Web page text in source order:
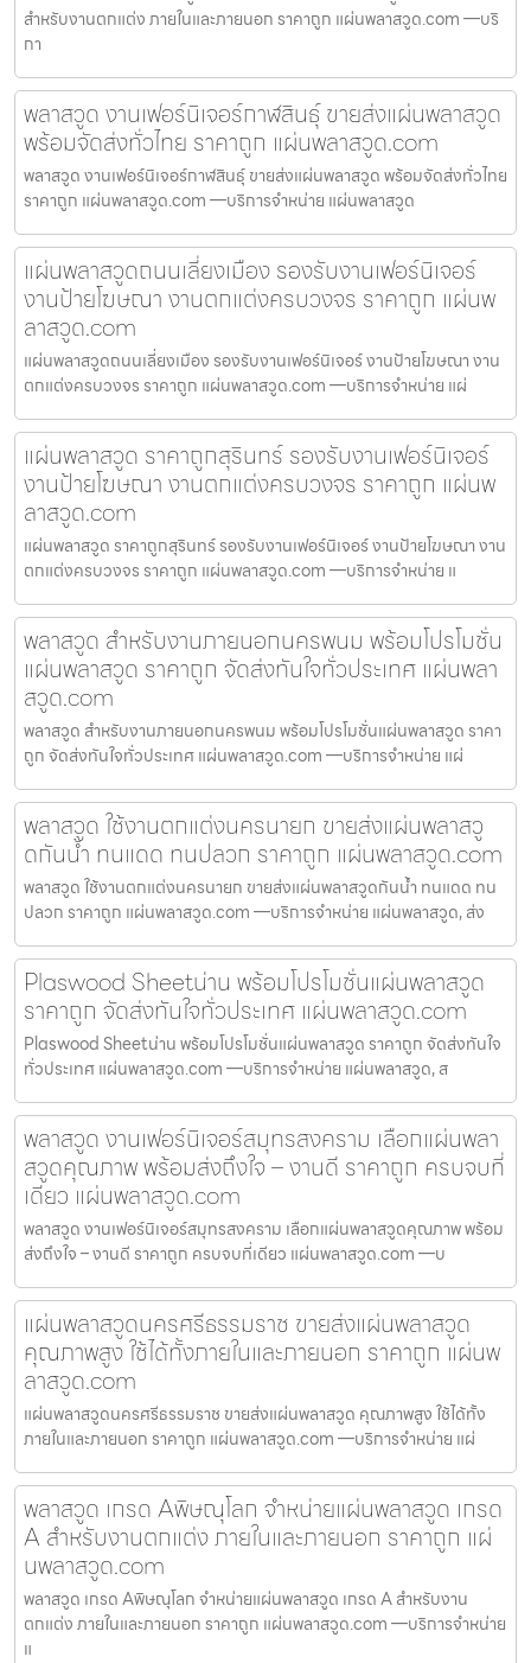
สำหรับงานตกแต่ง ภายในและภายนอก ราคาถูก แผ่นพลาสวูด.com —บริ
กา
พลาสวูด งานเฟอร์นิเจอร์กาฬสินธุ์ ขายส่งแผ่นพลาสวูด
พร้อมจัดส่งทั่วไทย ราคาถูก แผ่นพลาสวูด.com
พลาสวูด งานเฟอร์นิเจอร์กาฬสินธุ์ ขายส่งแผ่นพลาสวูด พร้อมจัดส่งทั่วไทย
ราคาถูก แผ่นพลาสวูด.com —บริการจำหน่าย แผ่นพลาสวูด
แผ่นพลาสวูดถนนเลี่ยงเมือง รองรับงานเฟอร์นิเจอร์
งานป้ายโฆษณา งานตกแต่งครบวงจร ราคาถูก แผ่นพ
ลาสวูด.com
แผ่นพลาสวูดถนนเลี่ยงเมือง รองรับงานเฟอร์นิเจอร์ งานป้ายโฆษณา งาน
ตกแต่งครบวงจร ราคาถูก แผ่นพลาสวูด.com —บริการจำหน่าย แผ่
แผ่นพลาสวูด ราคาถูกสุรินทร์ รองรับงานเฟอร์นิเจอร์
งานป้ายโฆษณา งานตกแต่งครบวงจร ราคาถูก แผ่นพ
ลาสวูด.com
แผ่นพลาสวูด ราคาถูกสุรินทร์ รองรับงานเฟอร์นิเจอร์ งานป้ายโฆษณา งาน
ตกแต่งครบวงจร ราคาถูก แผ่นพลาสวูด.com —บริการจำหน่าย แ
พลาสวูด สำหรับงานภายนอกนครพนม พร้อมโปรโมชั่น
แผ่นพลาสวูด ราคาถูก จัดส่งทันใจทั่วประเทศ แผ่นพลา
สวูด.com
พลาสวูด สำหรับงานภายนอกนครพนม พร้อมโปรโมชั่นแผ่นพลาสวูด ราคา
ถูก จัดส่งทันใจทั่วประเทศ แผ่นพลาสวูด.com —บริการจำหน่าย แผ่
พลาสวูด ใช้งานตกแต่งนครนายก ขายส่งแผ่นพลาสวู
ดกันน้ำ ทนแดด ทนปลวก ราคาถูก แผ่นพลาสวูด.com
พลาสวูด ใช้งานตกแต่งนครนายก ขายส่งแผ่นพลาสวูดกันน้ำ ทนแดด ทน
ปลวก ราคาถูก แผ่นพลาสวูด.com —บริการจำหน่าย แผ่นพลาสวูด, ส่ง
Plaswood Sheetน่าน พร้อมโปรโมชั่นแผ่นพลาสวูด
ราคาถูก จัดส่งทันใจทั่วประเทศ แผ่นพลาสวูด.com
Plaswood Sheetน่าน พร้อมโปรโมชั่นแผ่นพลาสวูด ราคาถูก จัดส่งทันใจ
ทั่วประเทศ แผ่นพลาสวูด.com —บริการจำหน่าย แผ่นพลาสวูด, ส
พลาสวูด งานเฟอร์นิเจอร์สมุทรสงคราม เลือกแผ่นพลา
สวูดคุณภาพ พร้อมส่งถึงใจ – งานดี ราคาถูก ครบจบที่
เดียว แผ่นพลาสวูด.com
พลาสวูด งานเฟอร์นิเจอร์สมุทรสงคราม เลือกแผ่นพลาสวูดคุณภาพ พร้อม
ส่งถึงใจ – งานดี ราคาถูก ครบจบที่เดียว แผ่นพลาสวูด.com —บ
แผ่นพลาสวูดนครศรีธรรมราช ขายส่งแผ่นพลาสวูด
คุณภาพสูง ใช้ได้ทั้งภายในและภายนอก ราคาถูก แผ่นพ
ลาสวูด.com
แผ่นพลาสวูดนครศรีธรรมราช ขายส่งแผ่นพลาสวูด คุณภาพสูง ใช้ได้ทั้ง
ภายในและภายนอก ราคาถูก แผ่นพลาสวูด.com —บริการจำหน่าย แผ่
พลาสวูด เกรด Aพิษณุโลก จำหน่ายแผ่นพลาสวูด เกรด
A สำหรับงานตกแต่ง ภายในและภายนอก ราคาถูก แผ่
นพลาสวูด.com
พลาสวูด เกรด Aพิษณุโลก จำหน่ายแผ่นพลาสวูด เกรด A สำหรับงาน
ตกแต่ง ภายในและภายนอก ราคาถูก แผ่นพลาสวูด.com —บริการจำหน่าย
แ